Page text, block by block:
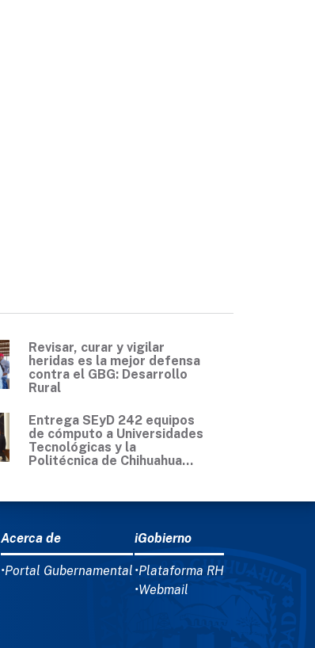
Revisar, curar y vigilar
heridas es la mejor defensa
contra el GBG: Desarrollo
Rural
Entrega SEyD 242 equipos
de cómputo a Universidades
Tecnológicas y la
Politécnica de Chihuahua...
Acerca de
•Portal Gubernamental
iGobierno
•Plataforma RH
•Webmail